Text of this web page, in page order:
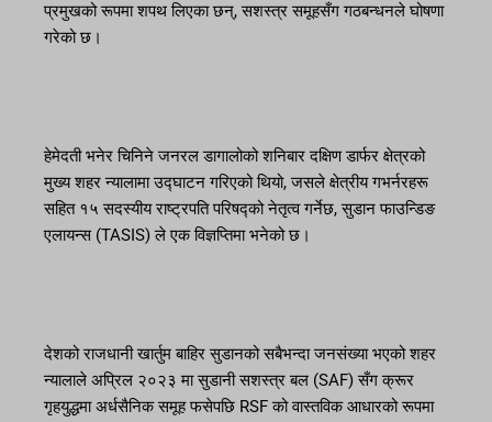
प्रमुखको रूपमा शपथ लिएका छन्, सशस्त्र समूहसँग गठबन्धनले घोषणा
गरेको छ।
हेमेदती भनेर चिनिने जनरल डागालोको शनिबार दक्षिण डार्फर क्षेत्रको
मुख्य शहर न्यालामा उद्घाटन गरिएको थियो, जसले क्षेत्रीय गभर्नरहरू
सहित १५ सदस्यीय राष्ट्रपति परिषद्को नेतृत्व गर्नेछ, सुडान फाउन्डिङ
एलायन्स (TASIS) ले एक विज्ञप्तिमा भनेको छ।
देशको राजधानी खार्तुम बाहिर सुडानको सबैभन्दा जनसंख्या भएको शहर
न्यालाले अप्रिल २०२३ मा सुडानी सशस्त्र बल (SAF) सँग क्रूर
गृहयुद्धमा अर्धसैनिक समूह फसेपछि RSF को वास्तविक आधारको रूपमा